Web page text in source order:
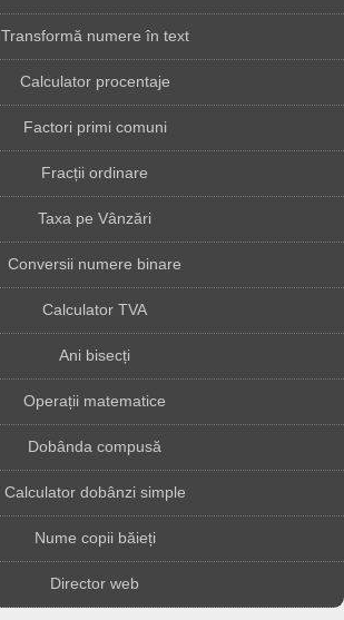
Transformă numere în text
Calculator procentaje
Factori primi comuni
Fracții ordinare
Taxa pe Vânzări
Conversii numere binare
Calculator TVA
Ani bisecți
Operații matematice
Dobânda compusă
Calculator dobânzi simple
Nume copii băieți
Director web